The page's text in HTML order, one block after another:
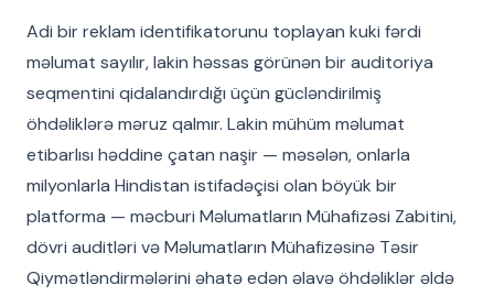
Adi bir reklam identifikatorunu toplayan kuki fərdi
məlumat sayılır, lakin həssas görünən bir auditoriya
seqmentini qidalandırdığı üçün gücləndirilmiş
öhdəliklərə məruz qalmır. Lakin mühüm məlumat
etibarlısı həddine çatan naşir — məsələn, onlarla
milyonlarla Hindistan istifadəçisi olan böyük bir
platforma — məcburi Məlumatların Mühafizəsi Zabitini,
dövri auditləri və Məlumatların Mühafizəsinə Təsir
Qiymətləndirmələrini əhatə edən əlavə öhdəliklər əldə